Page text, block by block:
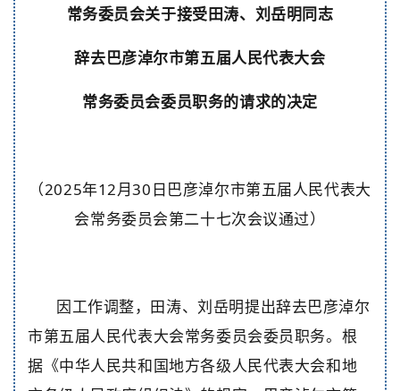
常务委员会关于接受田涛、刘岳明同志
辞去巴彦淖尔市第五届人民代表大会
常务委员会委员职务的请求的决定
（2025年12月30日巴彦淖尔市第五届人民代表大
会常务委员会第二十七次会议通过）
因工作调整，田涛、刘岳明提出辞去巴彦淖尔
市第五届人民代表大会常务委员会委员职务。根
据 《中华人民共和国地方各级人民代表大会和地